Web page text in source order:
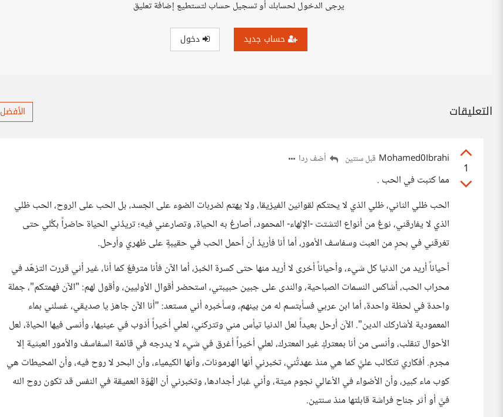
يرجى الدخول لحسابك أو تسجيل حساب لتستطيع إضافة تعليق
حساب جديد دخول
التعليقات الأفضل
1
Mohamed0Ibrahi قبل سنتين أضف ردا
مما كتبت في الحب .
الحب ظلي الثاني، ظلي الذي لا يحتكم لقوانين الفيزيقا، ولا يهتم لضربات الضوء على الجسد، بل الحب على الروح، الحب ظلي
الذي لا يفارقني، نوعٌ من أنواع التشتت -الإلهاء- المحمود، أصارعُ به الحياة، وتصارعني فيه؛ تريدُني الحياة حاضراً بكُلي حتى
تغرقني في بحرٍ من العبث وسفاسف الأمور، أما أنا فأريدُ أن أحمل الحب في حقيبةٍ على ظهري وأرحل.
أحياناً أريد من الدنيا كل شيء، وأحياناً أخرى لا أريد منها حتى كسرة الخبز، أما الآن فأنا مترفعٌ كما أنا، غير أني قررت التزهّد في
محراب الحب، أشاكس النسمات الصباحية، والندى على جبين حبيبتي، استحضر أقوال الأوليين، وأقول لهم: "الآن فهمتكم"، جملة
واحدة في لحظة واحدة، أما ابن عربي فسأبتسم له من بينهم، وسأخبره أني مستعد: "أنا الآن جاهز يا صديقي، غسلني بماء
المعمودية لأشاركك الدين". الآن أرحل بعيداً لعل الدنيا تيأس مني وتتركني، لعلي أخيراً أذوب في عينيها، وأنسى فيها الحياة، لعل
الأحوال تنقلب، وأنسى من أنا بمعتركٍ غير المعترك، لعلي أخيراً أغرق في شيء لا يدرجه في قائمة السفاسف والأمور العبثية إلا
مجرم. أفكاري تتكالب عليَّ كما هي منذ عهدتُني، تخبرني أنها الهرمونات، وأنها الكيمياء، وأن البحر لا روح فيه، وأن المحيطات هي
كوب ماء كبير، وأن الأضواء في الأعالي نجوم ميتة، وأني غبار أجدادها، وتخبرني أن الهُوّة العميقة في النفس قد تكون روح الله
فيَّ أو أثر جناح فراشة قابلتها منذ سنتين.